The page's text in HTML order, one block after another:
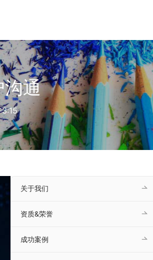
沟通
关于我们
资质&荣誉
成功案例